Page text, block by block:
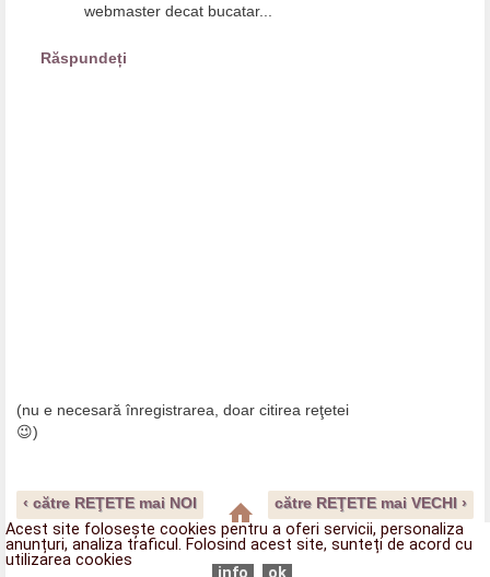
webmaster decat bucatar...
Răspundeți
(nu e necesară înregistrarea, doar citirea reţetei
😉)
‹ către REŢETE mai NOI către REŢETE mai VECHI ›
Afișați versiunea pentru web
Acest site folosește cookies pentru a oferi servicii, personaliza
anunțuri, analiza traficul. Folosind acest site, sunteți de acord cu
utilizarea cookies
info ok